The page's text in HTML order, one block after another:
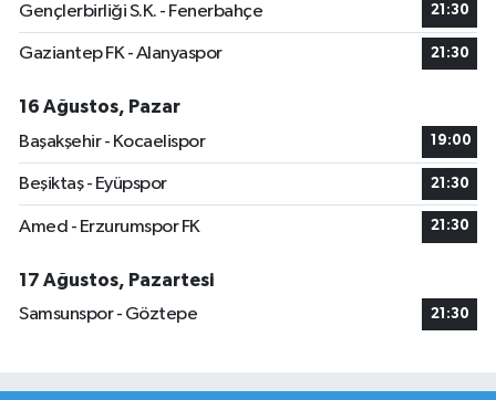
Gençlerbirliği S.K. - Fenerbahçe 21:30
Gaziantep FK - Alanyaspor 21:30
16 Ağustos, Pazar
Başakşehir - Kocaelispor
19:00
Beşiktaş - Eyüpspor 21:30
Amed - Erzurumspor FK 21:30
17 Ağustos, Pazartesi
Samsunspor - Göztepe
21:30